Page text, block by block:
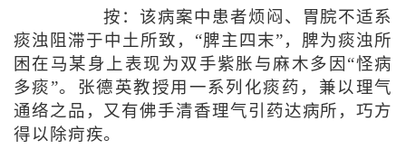
按：该病案中患者烦闷、胃脘不适系
痰浊阻滞于中土所致，“脾主四末”，脾为痰浊所
困在马某身上表现为双手紫胀与麻木多因“怪病
多痰”。张德英教授用一系列化痰药，兼以理气
通络之品，又有佛手清香理气引药达病所，巧方
得以除疴疾。